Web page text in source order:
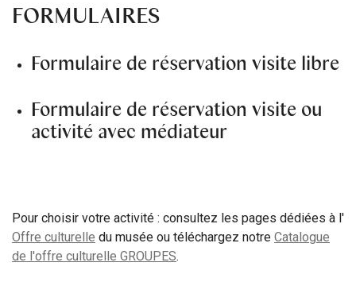
FORMULAIRES
Formulaire de réservation visite libre
Formulaire de réservation visite ou
activité avec médiateur
Pour choisir votre activité : consultez les pages dédiées à l'
Offre culturelle du musée ou téléchargez notre Catalogue
de l'offre culturelle GROUPES.